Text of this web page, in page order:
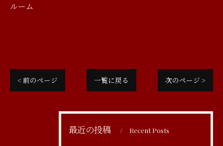
ルーム
< 前のページ 一覧に戻る 次のページ >
最近の投稿 Recent Posts